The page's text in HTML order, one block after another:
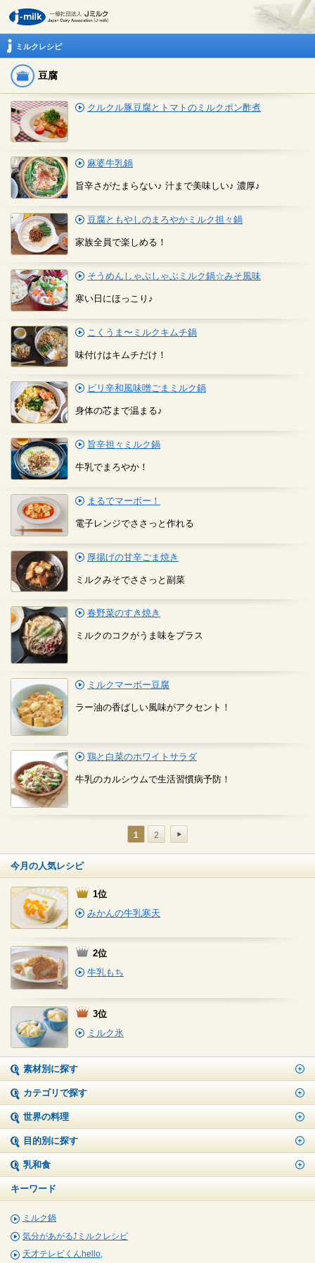
ミルクレシピ
豆腐
クルクル豚豆腐とトマトのミルクポン酢煮
麻婆牛乳鍋
旨辛さがたまらない♪ 汁まで美味しい♪ 濃厚♪
豆腐ともやしのまろやかミルク担々鍋
家族全員で楽しめる！
そうめんしゃぶしゃぶミルク鍋☆みそ風味
寒い日にほっこり♪
こくうま〜ミルクキムチ鍋
味付けはキムチだけ！
ピリ辛和風味噌ごまミルク鍋
身体の芯まで温まる♪
旨辛担々ミルク鍋
牛乳でまろやか！
まるでマーボー！
電子レンジでささっと作れる
厚揚げの甘辛ごま焼き
ミルクみそでささっと副菜
春野菜のすき焼き
ミルクのコクがうま味をプラス
ミルクマーボー豆腐
ラー油の香ばしい風味がアクセント！
鶏と白菜のホワイトサラダ
牛乳のカルシウムで生活習慣病予防！
1 2
今月の人気レシピ
1位
みかんの牛乳寒天
2位
牛乳もち
3位
ミルク氷
素材別に探す
カテゴリで探す
世界の料理
目的別に探す
乳和食
キーワード
ミルク鍋
気分があがる⤴ミルクレシピ
天才テレビくんhello,